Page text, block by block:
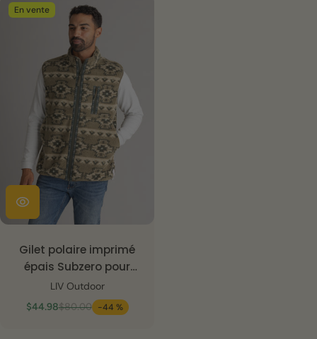
En vente
Gilet polaire imprimé
épais Subzero pour
homme
LIV Outdoor
$44.98$80.00 -44 %